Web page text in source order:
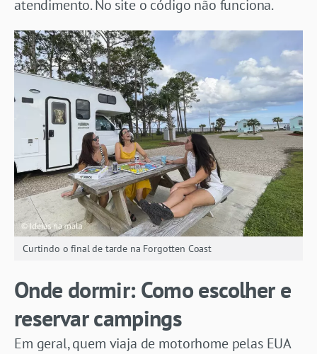
atendimento. No site o código não funciona.
Curtindo o final de tarde na Forgotten Coast
Onde dormir: Como escolher e
reservar campings
Em geral, quem viaja de motorhome pelas EUA